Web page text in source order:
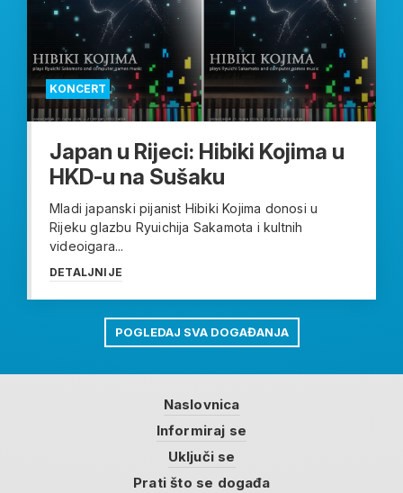
KONCERT
Japan u Rijeci: Hibiki Kojima u
HKD-u na Sušaku
Mladi japanski pijanist Hibiki Kojima donosi u
Rijeku glazbu Ryuichija Sakamota i kultnih
videoigara...
DETALJNIJE
POGLEDAJ SVA DOGAĐANJA
Naslovnica
Informiraj se
Uključi se
Prati što se događa